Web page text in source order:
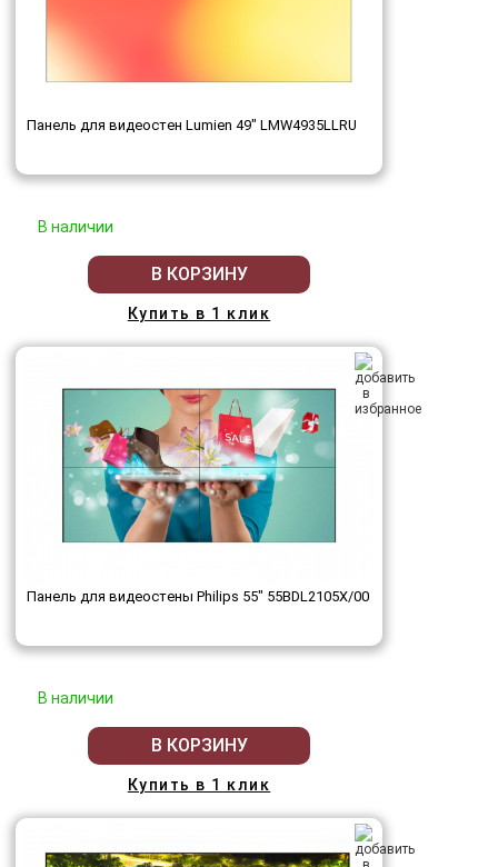
Панель для видеостен Lumien 49" LMW4935LLRU
В наличии
В КОРЗИНУ
Купить в 1 клик
Панель для видеостены Philips 55" 55BDL2105X/00
В наличии
В КОРЗИНУ
Купить в 1 клик